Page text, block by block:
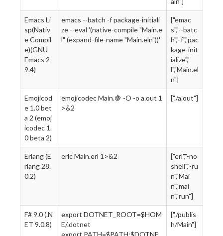
Emacs Li
sp(Nativ
e Compil
e)(GNU
Emacs 2
9.4)
emacs --batch -f package-initiali
ze --eval '(native-compile "Main.e
l" (expand-file-name "Main.eln"))'
["emac
s","--batc
h","-f","pac
kage-init
ialize","-
l","Main.el
n"]
Emojicod
e 1.0 bet
a 2 (emoj
icodec 1.
0 beta 2)
emojicodec Main.🍇 -O -o a.out 1
>&2
["./a.out"]
Erlang (E
rlang 28.
0.2)
erlc Main.erl 1>&2
["erl","-no
shell","-ru
n","Mai
n","mai
n","run"]
F# 9.0 (.N
ET 9.0.8)
export DOTNET_ROOT=$HOM
E/.dotnet
export PATH=$PATH:$DOTNE
["./publis
h/Main"]